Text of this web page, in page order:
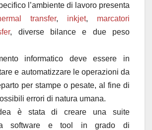
l’ambiente di lavoro presenta
transfer, inkjet, marcatori
, diverse bilance e due peso
informatico deve essere in
e automatizzare le operazioni da
per stampe o pesate, al fine di
errori di natura umana.
è stata di creare una suite
software e tool in grado di